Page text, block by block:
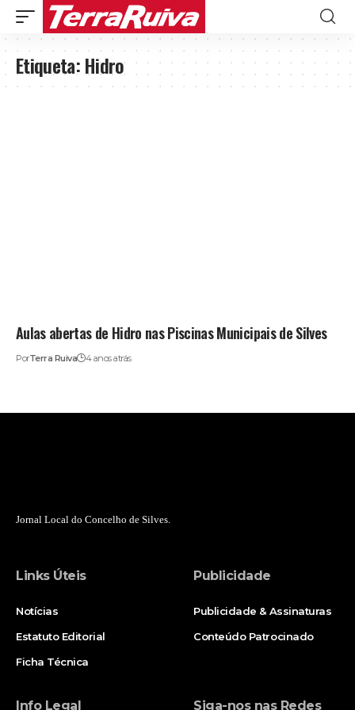
Etiqueta:Hidro
Aulas abertas de Hidro nas Piscinas Municipais de Silves
PorTerra Ruiva 4 anos atrás
Jornal Local do Concelho de Silves.
Links Úteis
Notícias
Estatuto Editorial
Ficha Técnica
Publicidade
Publicidade & Assinaturas
Conteúdo Patrocinado
Info Legal Siga-nos nas Redes